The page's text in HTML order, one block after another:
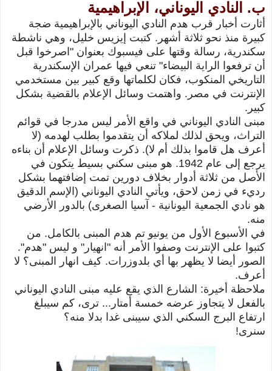
ب. النادي اليوناني، الإبراهيمية
أثارت أخبار قرب هدم النادي اليوناني بالإبراهيمية ضجة
كبيرة منذ نحو ثلاثة أشهر. كتبت إيزيس خليل، وهي ناشطة
سكندرية، رسالة وقتها على فيسبوك بعنوان "اصرخوا قبل
أن ترفعوا الراية البيضاء" تنعي فيها عمران الإسكندرية
التاريخي المنكوب، فكان لكلماتها وقع كبير بين مستخدمي
الإنترنت في مصر. واهتمت وسائل الإعلام بالقضية بشكل
كبير.
مبنى النادي اليوناني في واقع الأمر ليس مدرجا في قوائم
التراث، ويحق لذلك لملاكه أن يتقدموا بطلب لهدمه (لا
أعرف هل قاموا بذلك أم لا). ذكرت وسائل الإعلام أن بناءه
يرجع إلى عام 1942.
هو مبنى سكني بسيط يتكون في
الأصل من ثلاثة أدوار بخلاف دورين تمت إضافتهما بشكل
رديء في زمن لاحق، ويأتي النادي اليوناني (الإسم الدقيق
هو نادي ا لجمعية اليونانية - آسيا الصغرى) بالدور الأرضي
منه.
في الأسبوع الأول من يونيو تم هدم المبنى بالكامل. من
كتبوا على الإنترنت وصفوا الأمر أنه "انهيار" و ليس "هدم".
الصور أيضا لا يظهر بها أي بلدوزرات. كيف انهار المبنى؟ لا
أعرف.
ملاحظة أخيرة: الشارع الذي يقع عليه مبنى النادي اليوناني
بالفعل لا يتجاوز عرضه خمسة أمتار... ترى، كم سيبلغ
ارتفاع البرج السكني الذي سيبنى غدا بدلا منه؟
سنرى!